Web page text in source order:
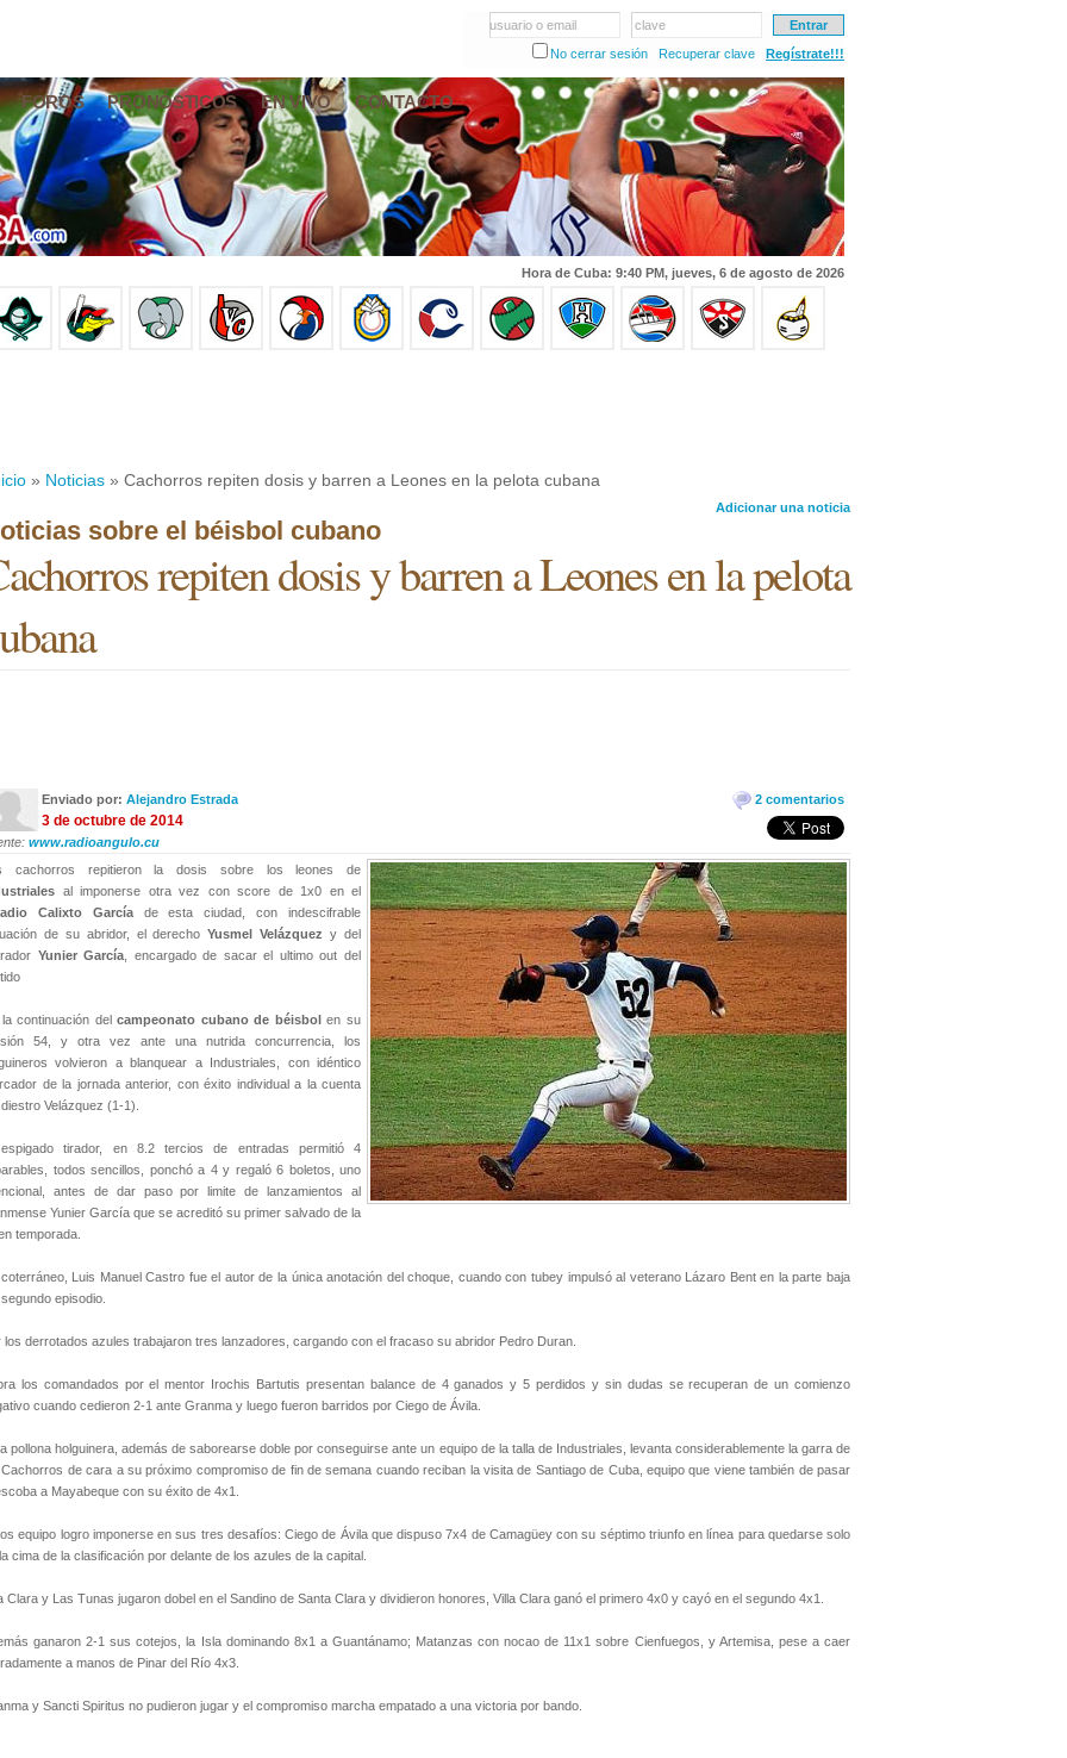
usuario o email
clave
No cerrar sesión
Recuperar clave Regístrate!!!
FOROS PRONÓSTICOS EN VIVO CONTACTO
Hora de Cuba: 9:40 PM, jueves, 6 de agosto de 2026
» Noticias » Cachorros repiten dosis y barren a Leones en la pelota cubana
Adicionar una noticia
sobre el béisbol cubano
repiten dosis y barren a Leones en la pelota
2 comentarios
Enviado por: Alejandro Estrada
3 de octubre de 2014
www.radioangulo.cu
cachorros repitieron la dosis sobre los leones de
al imponerse otra vez con score de 1x0 en el
Calixto Garcíade esta ciudad, con indescifrable
de su abridor, el derecho Yusmel Velázquez y del
Yunier García , encargado de sacar el ultimo out del
la continuación delcampeonato cubano de béisbolen su
54, y otra vez ante una nutrida concurrencia, los
volvieron a blanquear a Industriales, con idéntico
de la jornada anterior, con éxito individual a la cuenta
Velázquez (1-1).
tirador, en 8.2 tercios de entradas permitió 4
todos sencillos, ponchó a 4 y regaló 6 boletos, uno
antes de dar paso por limite de lanzamientos al
Yunier García que se acreditó su primer salvado de la
temporada.
Luis Manuel Castro fue el autor de la única anotación del choque, cuando con tubey impulsó al veterano Lázaro Bent en la parte baja
episodio.
los derrotados azules trabajaron tres lanzadores, cargando con el fracaso su abridor Pedro Duran.
los comandados por el mentor Irochis Bartutis presentan balance de 4 ganados y 5 perdidos y sin dudas se recuperan de un comienzo
cuando cedieron 2-1 ante Granma y luego fueron barridos por Ciego de Ávila.
pollona holguinera, además de saborearse doble por conseguirse ante un equipo de la talla de Industriales, levanta considerablemente la garra de
de cara a su próximo compromiso de fin de semana cuando reciban la visita de Santiago de Cuba, equipo que viene también de pasar
a Mayabeque con su éxito de 4x1.
equipo logro imponerse en sus tres desafíos: Ciego de Ávila que dispuso 7x4 de Camagüey con su séptimo triunfo en línea para quedarse solo
cima de la clasificación por delante de los azules de la capital.
Clara y Las Tunas jugaron dobel en el Sandino de Santa Clara y dividieron honores, Villa Clara ganó el primero 4x0 y cayó en el segundo 4x1.
ganaron 2-1 sus cotejos, la Isla dominando 8x1 a Guantánamo; Matanzas con nocao de 11x1 sobre Cienfuegos, y Artemisa, pese a caer
a manos de Pinar del Río 4x3.
y Sancti Spiritus no pudieron jugar y el compromiso marcha empatado a una victoria por bando.